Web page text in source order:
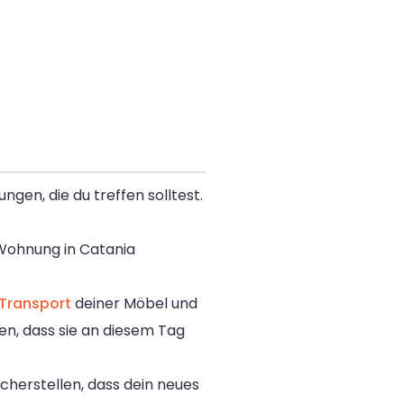
die du treffen solltest.
in Catania
deiner Möbel und
dass sie an diesem Tag
dass dein neues